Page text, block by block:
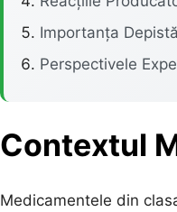
Importanța
Perspectivele
Contextul
Medicamentele din